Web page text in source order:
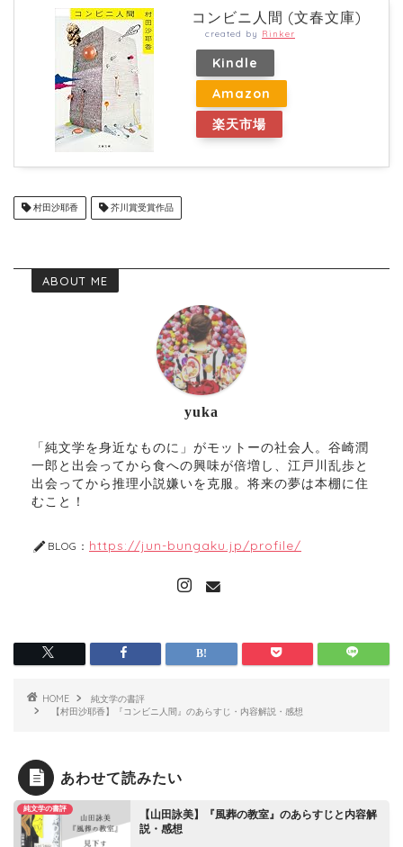
コンビニ人間 (文春文庫)
created by Rinker
Kindle
Amazon
楽天市場
村田沙耶香 芥川賞受賞作品
ABOUT ME
yuka
「純文学を身近なものに」がモットーの社会人。谷崎潤
一郎と出会ってから食への興味が倍増し、江戸川乱歩と
出会ってから推理小説嫌いを克服。将来の夢は本棚に住
むこと！
BLOG： https://jun-bungaku.jp/profile/
HOME
純文学の書評
【村田沙耶香】『コンビニ人間』のあらすじ・内容解説・感想
あわせて読みたい
純文学の書評
【山田詠美】『風葬の教室』のあらすじと内容解
説・感想